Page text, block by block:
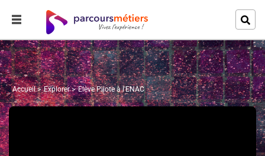
Accueil Explorer Elève Pilote à l'ENAC